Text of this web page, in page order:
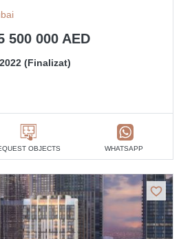
500 000 AED
(Finalizat)
OBJECTS WHATSAPP